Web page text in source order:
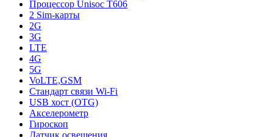
Процессор Unisoc T606
2 Sim-карты
2G
3G
LTE
4G
5G
VoLTE,GSM
Стандарт связи Wi-Fi
USB хост (OTG)
Акселерометр
Гироскоп
Датчик освещения